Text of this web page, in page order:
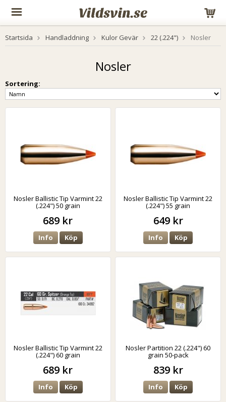
Startsida Handladdning Kulor Gevär 22 (.224") Nosler
Nosler
Sortering:
Nosler Ballistic Tip Varmint 22
(.224") 50 grain
689 kr
Info Köp
Nosler Ballistic Tip Varmint 22
(.224") 55 grain
649 kr
Info Köp
Nosler Ballistic Tip Varmint 22
(.224") 60 grain
689 kr
Info Köp
Nosler Partition 22 (.224") 60
grain 50-pack
839 kr
Info Köp